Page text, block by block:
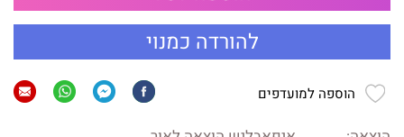
להורדה כמנוי
הוספה למועדפים